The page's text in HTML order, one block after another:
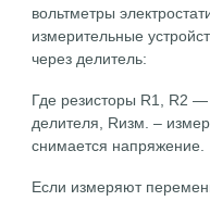
вольтметры
измерительные
через делитель:
Где резисторы R1, R2
делителя, Rизм. –
снимается напряжение.
Если измеряют